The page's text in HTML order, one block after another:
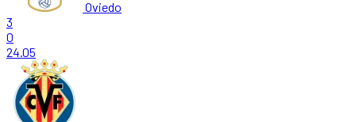
Oviedo
3
0
24.05